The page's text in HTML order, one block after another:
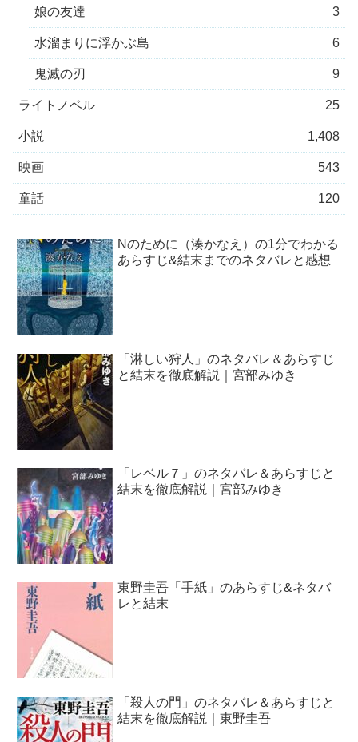
娘の友達 3
水溜まりに浮かぶ島 6
鬼滅の刃 9
ライトノベル 25
小説 1,408
映画 543
童話 120
Nのために（湊かなえ）の1分でわかる
あらすじ&結末までのネタバレと感想
「淋しい狩人」のネタバレ＆あらすじ
と結末を徹底解説｜宮部みゆき
「レベル７」のネタバレ＆あらすじと
結末を徹底解説｜宮部みゆき
東野圭吾「手紙」のあらすじ&ネタバ
レと結末
「殺人の門」のネタバレ＆あらすじと
結末を徹底解説｜東野圭吾